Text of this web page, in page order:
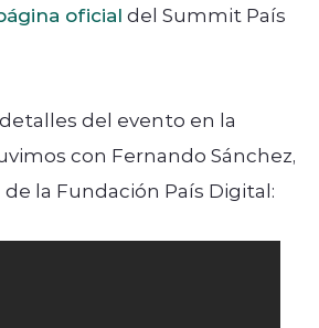
oficial del Summit País
del evento en la
con Fernando Sánchez,
la Fundación País Digital: